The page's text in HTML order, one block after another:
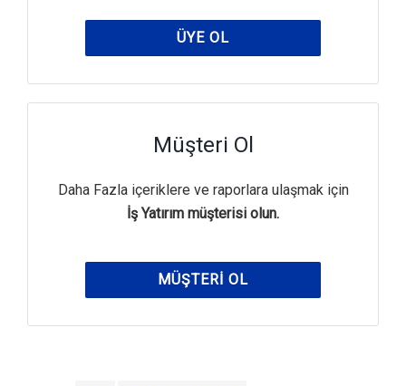
ÜYE OL
Müşteri Ol
Daha Fazla içeriklere ve raporlara ulaşmak için
İş Yatırım müşterisi olun.
MÜŞTERI OL